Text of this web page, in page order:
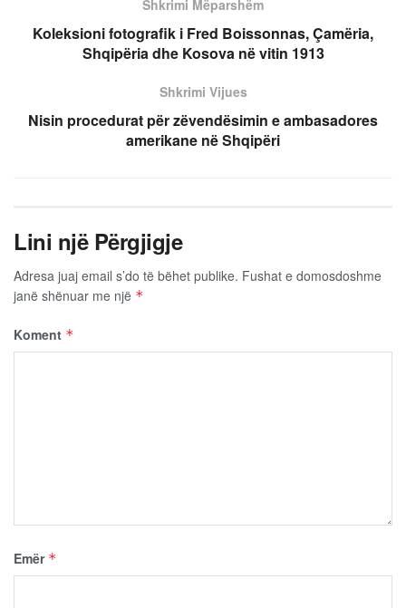
Shkrimi Mëparshëm
Koleksioni fotografik i Fred Boissonnas, Çamëria,
Shqipëria dhe Kosova në vitin 1913
Shkrimi Vijues
Nisin procedurat për zëvendësimin e ambasadores
amerikane në Shqipëri
Lini një Përgjigje
Adresa juaj email s’do të bëhet publike. Fushat e domosdoshme
janë shënuar me një *
Koment *
Emër *